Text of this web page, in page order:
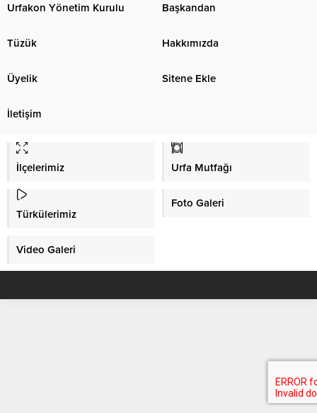
Urfakon Yönetim Kurulu Başkandan
Tüzük Hakkımızda
Üyelik Sitene Ekle
İletişim
İlçelerimiz Urfa Mutfağı
Türkülerimiz
Foto Galeri
Video Galeri